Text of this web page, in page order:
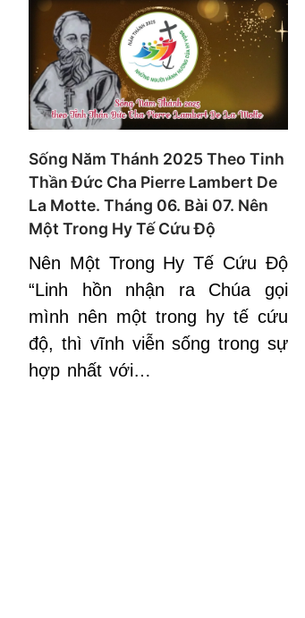
Sống Năm Thánh 2025 Theo Tinh
Thần Đức Cha Pierre Lambert De
La Motte. Tháng 06. Bài 07. Nên
Một Trong Hy Tế Cứu Độ
Nên Một Trong Hy Tế Cứu Độ
“Linh hồn nhận ra Chúa gọi
mình nên một trong hy tế cứu
độ, thì vĩnh viễn sống trong sự
hợp nhất với…